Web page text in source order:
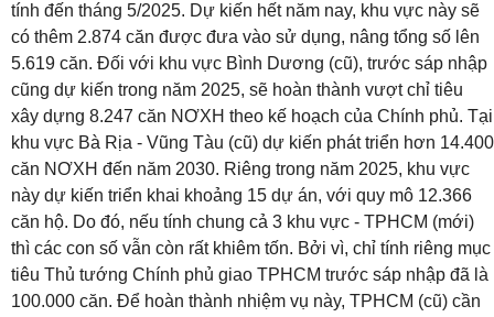
tính đến tháng 5/2025. Dự kiến hết năm nay, khu vực này sẽ
có thêm 2.874 căn được đưa vào sử dụng, nâng tổng số lên
5.619 căn. Đối với khu vực Bình Dương (cũ), trước sáp nhập
cũng dự kiến trong năm 2025, sẽ hoàn thành vượt chỉ tiêu
xây dựng 8.247 căn NƠXH theo kế hoạch của Chính phủ. Tại
khu vực Bà Rịa - Vũng Tàu (cũ) dự kiến phát triển hơn 14.400
căn NƠXH đến năm 2030. Riêng trong năm 2025, khu vực
này dự kiến triển khai khoảng 15 dự án, với quy mô 12.366
căn hộ. Do đó, nếu tính chung cả 3 khu vực - TPHCM (mới)
thì các con số vẫn còn rất khiêm tốn. Bởi vì, chỉ tính riêng mục
tiêu Thủ tướng Chính phủ giao TPHCM trước sáp nhập đã là
100.000 căn. Để hoàn thành nhiệm vụ này, TPHCM (cũ) cần